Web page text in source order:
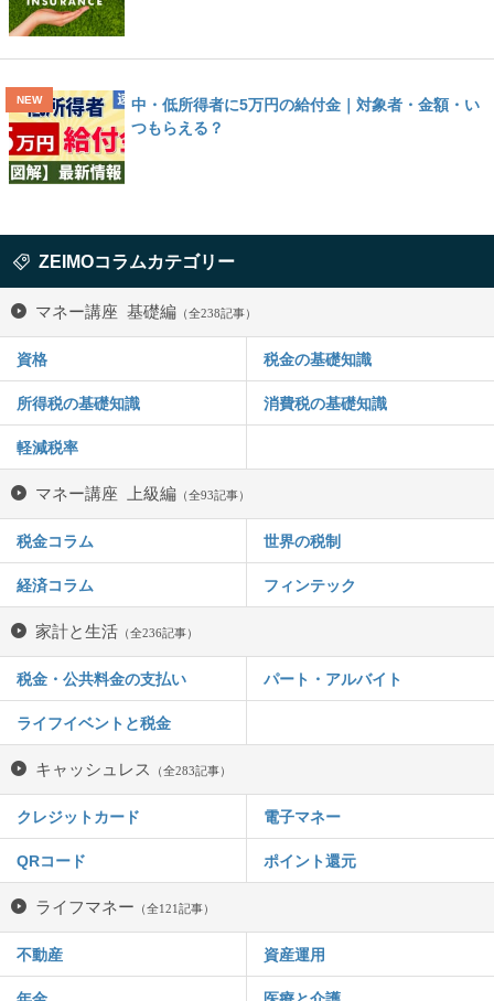
中・低所得者に5万円の給付金｜対象者・金額・い
つもらえる？
ZEIMOコラムカテゴリー
マネー講座 基礎編 （全238記事）
資格 税金の基礎知識
所得税の基礎知識 消費税の基礎知識
軽減税率
マネー講座 上級編 （全93記事）
税金コラム 世界の税制
経済コラム フィンテック
家計と生活 （全236記事）
税金・公共料金の支払い パート・アルバイト
ライフイベントと税金
キャッシュレス （全283記事）
クレジットカード 電子マネー
QRコード ポイント還元
ライフマネー （全121記事）
不動産 資産運用